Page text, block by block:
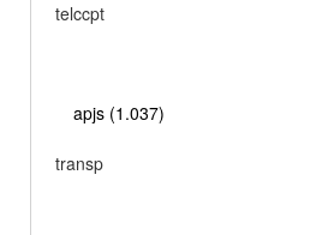
telccpt
apjs (1.037)
transp